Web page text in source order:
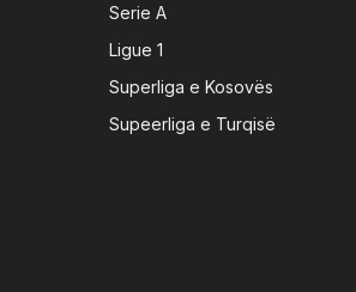
Serie A
Ligue 1
Superliga e Kosovës
Supeerliga e Turqisë